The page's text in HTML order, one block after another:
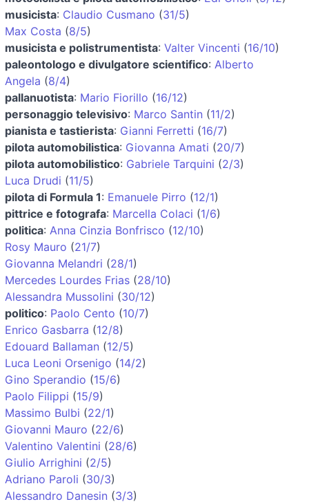
musicista: Claudio Cusmano (31/5)
Max Costa (8/5)
musicista e polistrumentista: Valter Vincenti (16/10)
paleontologo e divulgatore scientifico: Alberto
Angela (8/4)
pallanuotista: Mario Fiorillo (16/12)
personaggio televisivo: Marco Santin (11/2)
pianista e tastierista: Gianni Ferretti (16/7)
pilota automobilistica: Giovanna Amati (20/7)
pilota automobilistico: Gabriele Tarquini (2/3)
Luca Drudi (11/5)
pilota di Formula 1: Emanuele Pirro (12/1)
pittrice e fotografa: Marcella Colaci (1/6)
politica: Anna Cinzia Bonfrisco (12/10)
Rosy Mauro (21/7)
Giovanna Melandri (28/1)
Mercedes Lourdes Frias (28/10)
Alessandra Mussolini (30/12)
politico: Paolo Cento (10/7)
Enrico Gasbarra (12/8)
Edouard Ballaman (12/5)
Luca Leoni Orsenigo (14/2)
Gino Sperandio (15/6)
Paolo Filippi (15/9)
Massimo Bulbi (22/1)
Giovanni Mauro (22/6)
Valentino Valentini (28/6)
Giulio Arrighini (2/5)
Adriano Paroli (30/3)
Alessandro Danesin (3/3)